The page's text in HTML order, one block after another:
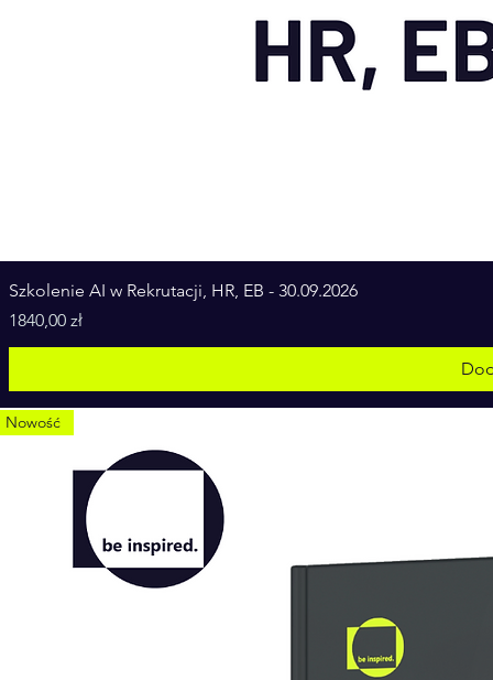
Szkolenie AI w Rekrutacji, HR, EB - 30.09.2026
Cena
1840,00 zł
Nowość